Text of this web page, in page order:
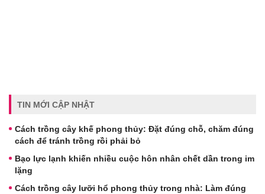
TIN MỚI CẬP NHẬT
Cách trồng cây khế phong thủy: Đặt đúng chỗ, chăm đúng
cách để tránh trồng rồi phải bỏ
Bạo lực lạnh khiến nhiều cuộc hôn nhân chết dần trong im
lặng
Cách trồng cây lưỡi hổ phong thủy trong nhà: Làm đúng